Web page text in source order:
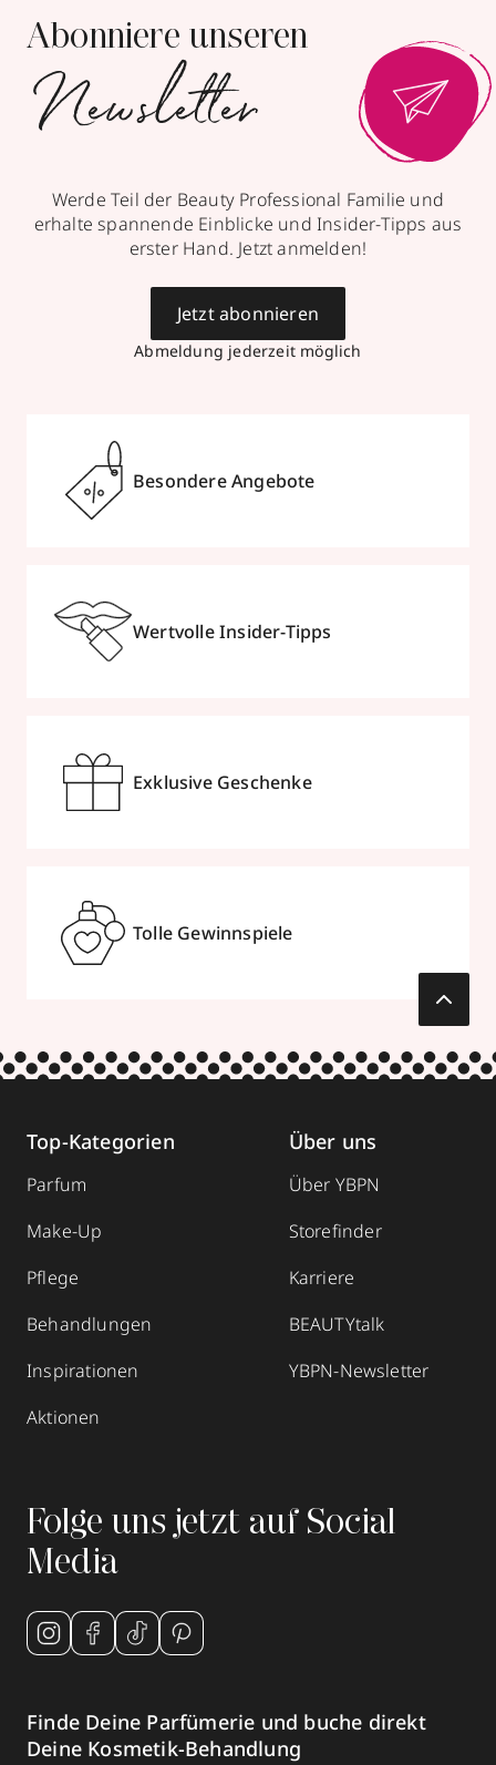
Abonniere unseren
Newsletter
Werde Teil der Beauty Professional Familie und
erhalte spannende Einblicke und Insider-Tipps aus
erster Hand. Jetzt anmelden!
Abmeldung jederzeit möglich
Jetzt abonnieren
Besondere Angebote
Wertvolle Insider-Tipps
Exklusive Geschenke
Tolle Gewinnspiele
Top-Kategorien
Parfum
Make-Up
Pflege
Behandlungen
Inspirationen
Aktionen
Über uns
Über YBPN
Storefinder
Karriere
BEAUTYtalk
YBPN-Newsletter
Folge uns jetzt auf Social
Media
Finde Deine Parfümerie und buche direkt
Deine Kosmetik-Behandlung